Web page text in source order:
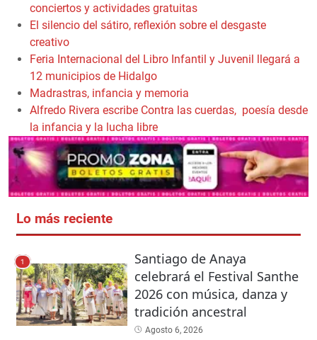
conciertos y actividades gratuitas
El silencio del sátiro, reflexión sobre el desgaste
creativo
Feria Internacional del Libro Infantil y Juvenil llegará a
12 municipios de Hidalgo
Madrastras, infancia y memoria
Alfredo Rivera escribe Contra las cuerdas, poesía desde
la infancia y la lucha libre
Lo más reciente
1
Santiago de Anaya
celebrará el Festival Santhe
2026 con música, danza y
tradición ancestral
Agosto 6, 2026